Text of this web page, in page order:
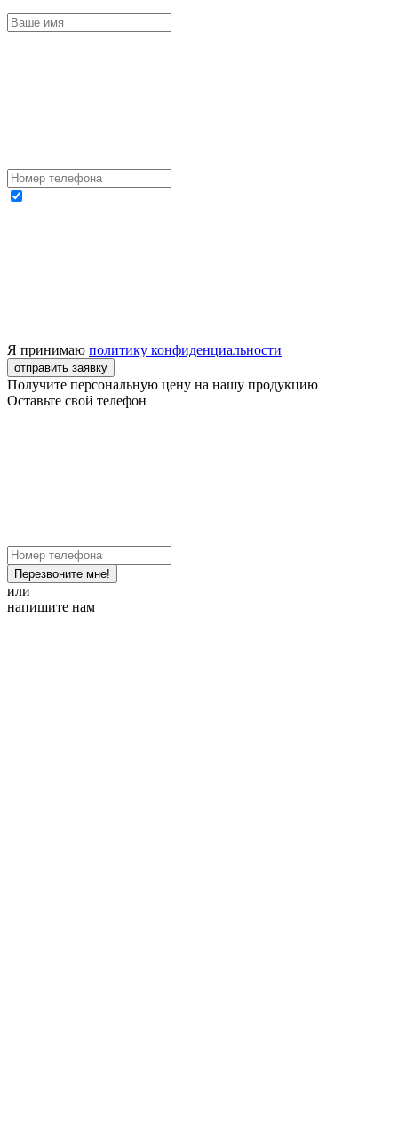
Я принимаю политику конфиденциальности
отправить заявку
Получите персональную цену на нашу продукцию
Оставьте свой телефон
Перезвоните мне!
или
напишите нам